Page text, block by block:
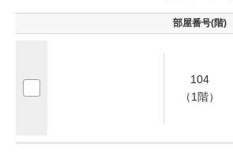
部屋番号(階)
104
（1階）